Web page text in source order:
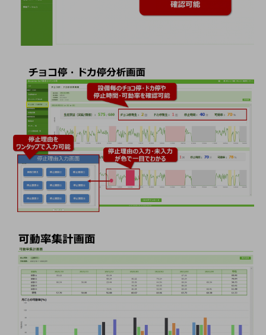
製造・建設業
キーワードで探す
モバイルTOP
法人向けスマホ・携帯に関する、
おすすめの機種、料金やサービスをご紹介
製品TOP
ビジネス向けスマートフォン
データ通信製品
ドコモケータイ
5G対応ホームルーター
通信モジュール製品